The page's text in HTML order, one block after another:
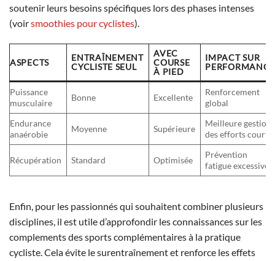
soutenir leurs besoins spécifiques lors des phases intenses
(voirsmoothies pour cyclistes).
ASPECTS
ENTRAÎNEMENT
CYCLISTE SEUL
AVEC
COURSE
À PIED
IMPACT SUR
PERFORMANCE
Puissance
musculaire
Bonne Excellente
Renforcement
global
Endurance
anaérobie
Moyenne Supérieure
Meilleure gestion
des efforts courts
Récupération Standard Optimisée
Prévention
fatigue excessive
Enfin, pour les passionnés qui souhaitent combiner plusieurs
disciplines, il est utile d’approfondir les connaissances sur les
complements des sports complémentaires à la pratique
cycliste. Cela évite le surentraînement et renforce les effets